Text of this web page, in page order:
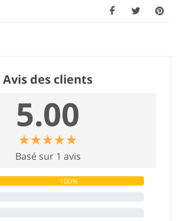
Avis des clients
5.00
☆☆☆☆☆
★★★★★
Basé sur 1 avis
100%